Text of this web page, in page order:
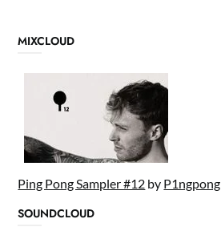
MIXCLOUD
Ping Pong Sampler #12 by P1ngpong
SOUNDCLOUD